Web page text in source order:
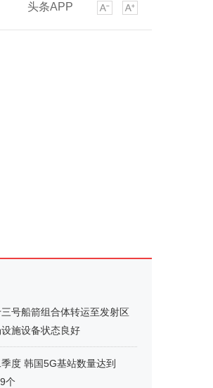
头条APP
号船箭组合体转运至发射区
施设备状态良好
度 韩国5G基站数量达到
个